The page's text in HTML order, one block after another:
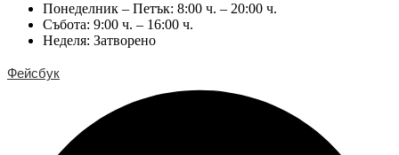
Понеделник – Петък: 8:00 ч. – 20:00 ч.
Събота: 9:00 ч. – 16:00 ч.
Неделя: Затворено
Фейсбук